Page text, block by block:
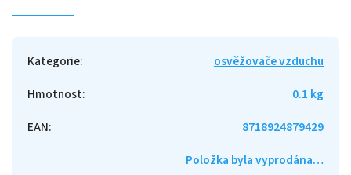
Kategorie:
osvěžovače vzduchu
Hmotnost:
0.1 kg
EAN:
8718924879429
Položka byla vyprodána…